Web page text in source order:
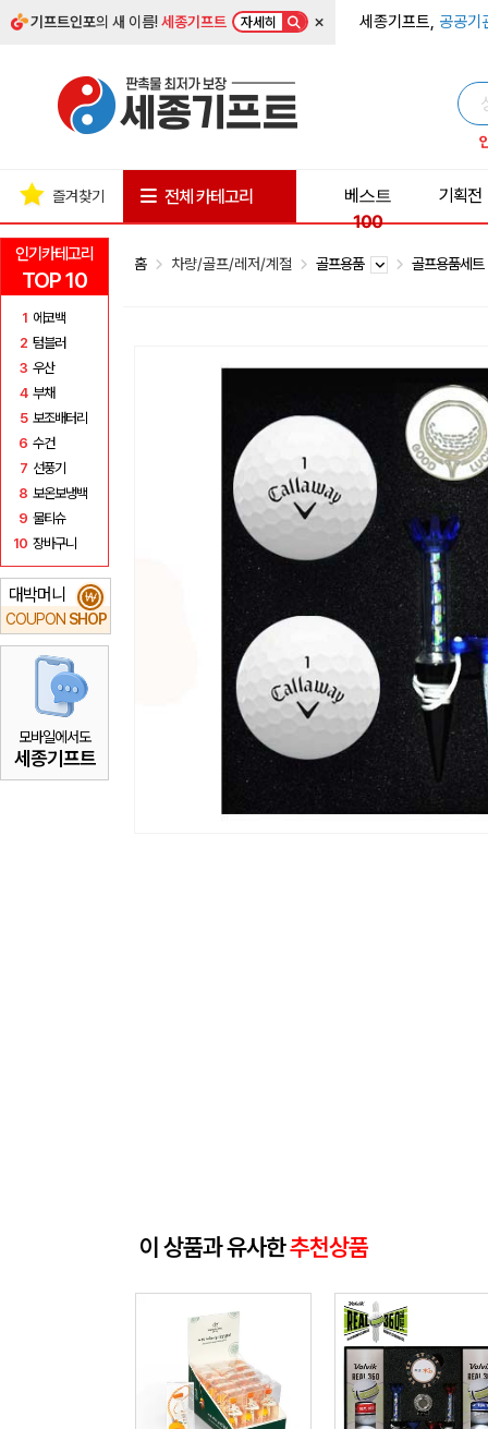
기프트인포의 새 이름!세종기프트 자세히 × 세종기프트, 공공기
인기카테고리
TOP 10
1 에코백
2 텀블러
3 우산
4 부채
5 보조배터리
6 수건
7 선풍기
8 보온보냉백
9 물티슈
10 장바구니
대박머니
COUPON SHOP
₩
모바일에서도
세종기프트
즐겨찾기 전체 카테고리
베스트
100
기획전
홈 차량/골프/레저/계절 골프용품 골프용품세
이 상품과 유사한추천상품